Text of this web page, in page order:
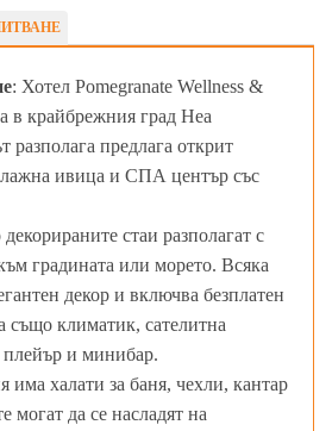
: Хотел Pomegranate Wellness &
в крайбрежния град Неа
разполага предлага открит
ивица и СПА център със
стаи разполагат с
градината или морето. Всяка
декор и включва безплатен
също климатик, сателитна
и минибар.
има халати за баня, чехли, кантар
могат да се насладят на